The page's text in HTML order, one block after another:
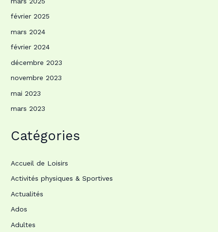
février 2025
mars 2024
février 2024
décembre 2023
novembre 2023
mai 2023
mars 2023
Catégories
Accueil de Loisirs
Activités physiques & Sportives
Actualités
Ados
Adultes